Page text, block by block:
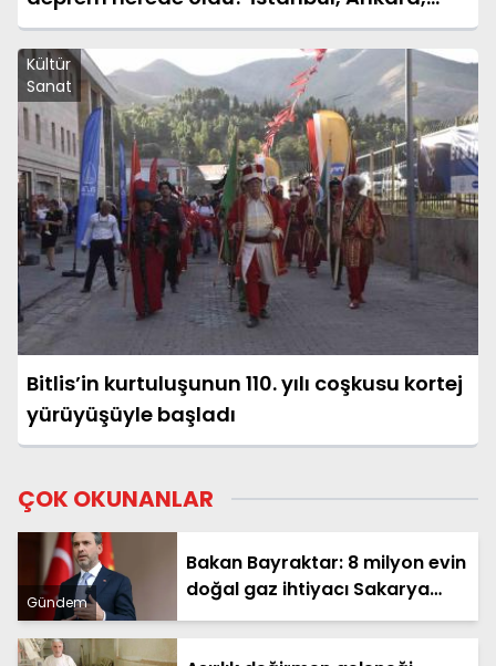
İzmir ve il il AFAD son depremler 08 Ağustos
2026
Kültür
Sanat
Bitlis’in kurtuluşunun 110. yılı coşkusu kortej
yürüyüşüyle başladı
ÇOK OKUNANLAR
Gündem
Bakan Bayraktar: 8 milyon evin
doğal gaz ihtiyacı Sakarya
Gaz Sahamızdan sağlanacak